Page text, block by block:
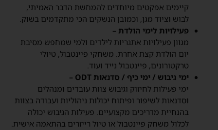
קיימים אפקטים מיוחדים להמחשת הדבר האמיתי,
לבוש וציוד מגן, וכמובן הנשקים הכי מתקדמים בשוק.
פעילויות לימי הולדת –
מגוון פעילויות אתגריות לילדים ולמי שמחפש מסיבת
יום הולדת קצת אחרת. משחקי פיינטבול, טיולי
טרקטורונים, פיינטבול נייד ועוד.
ימי גיבוש / ימי כיף / סדנאות ODT –
ימי פעילות לחיזוק וגיבוש צוות עובדים ומנהלים
וסדנאות לשיפור ופיתוח יכולות ניהוליות ועבודה בצוות
בהנחיית מדריכים מקצועיים. פעילות הגיבוש יכולה
לכלול משחק פיינטבול או טיול רייזרים בהתאמה אישית.